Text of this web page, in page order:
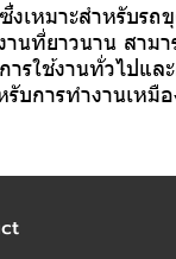
เหมาะสำหรับร
นที่ยาวนาน สาม
รใช้งานทั่วไป
บการทำงานเหมือ